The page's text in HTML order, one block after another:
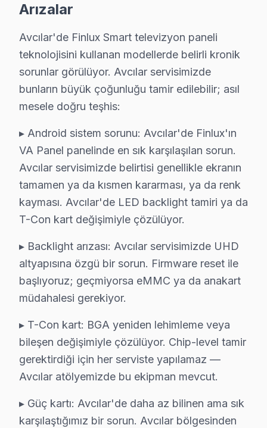
Kaç saatte gelir?
Avcılar Finlux Servisi — Özet
Avcılar'de Finlux görüntüleme sistemi arızası
Avcılar Finlux TV Servisi – Bölgesel Notlar
Avcılar'de Finlux televizyon onarımında orijinal yedek
bu yüzden, Avcılar mahallesinde televizyon arızası
Avcılar'de teknisyenin yerinde çözemediği durumlar
HDMI, USB ve ses bağlantı portu sorunları Avcılar'da
Avcılar'de Finlux tamir hizmetine ihtiyaç duyduğunuzda
Servis ekibimiz Avcılar mahallesiyle yıllardır süregelen
BGA reballing ve SMD komponent değişimi gibi ileri teknik
Bir not: Avcılar servisimizde kullanılan tüm yedek
Avcılar sakinleri Finlux arızasıyla karşılaştığında ilk
Avcılar'de TV onarımını erken dönemde yaptırmak hem
Avcılar bölgesinin konut yoğunluğu, servis talebine hızlı
Arızalar
Avcılar'de Finlux Smart televizyon paneli
teknolojisini kullanan modellerde belirli kronik
sorunlar görülüyor. Avcılar servisimizde
bunların büyük çoğunluğu tamir edilebilir; asıl
mesele doğru teşhis:
▸ Android sistem sorunu: Avcılar'de Finlux'ın
VA Panel panelinde en sık karşılaşılan sorun.
Avcılar servisimizde belirtisi genellikle ekranın
tamamen ya da kısmen kararması, ya da renk
kayması. Avcılar'de LED backlight tamiri ya da
T-Con kart değişimiyle çözülüyor.
▸ Backlight arızası: Avcılar servisimizde UHD
altyapısına özgü bir sorun. Firmware reset ile
başlıyoruz; geçmiyorsa eMMC ya da anakart
müdahalesi gerekiyor.
▸ T-Con kart: BGA yeniden lehimleme veya
bileşen değişimiyle çözülüyor. Chip-level tamir
gerektirdiği için her serviste yapılamaz —
Avcılar atölyemizde bu ekipman mevcut.
▸ Güç kartı: Avcılar'de daha az bilinen ama sık
karşılaştığımız bir sorun. Avcılar bölgesinden